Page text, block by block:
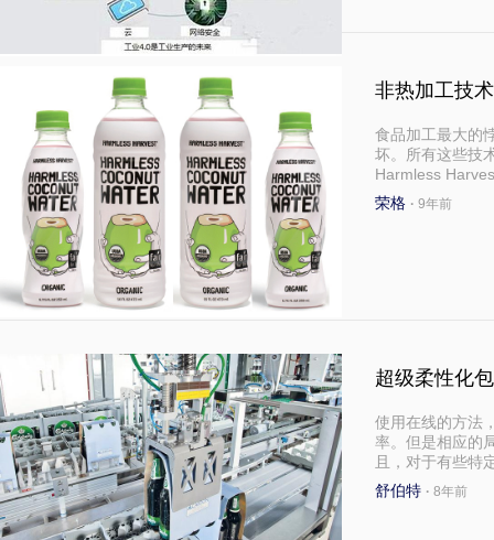
非热加工技
食品加工最大的
坏。所有这些技
Harmless
荣格 · 9年前
超级柔性化
使用在线的方法
率。但是相应的
且，对于有些特
舒伯特 · 8年前